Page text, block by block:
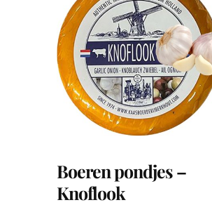
Boeren pondjes –
Knoflook